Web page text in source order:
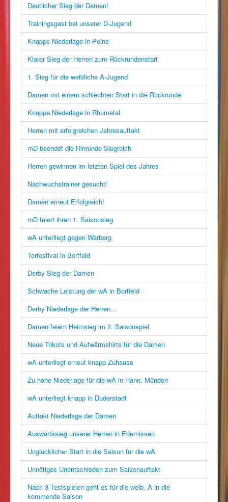
Deutlicher Sieg der Damen!
Trainingsgast bei unserer D-Jugend
Knappe Niederlage in Peine
Klarer Sieg der Herren zum Rückrundenstart
1. Sieg für die weibliche A-Jugend
Damen mit einem schlechten Start in die Rückrunde
Knappe Niederlage in Rhumetal
Herren mit erfolgreichen Jahresauftakt
mD beendet die Hinrunde Siegreich
Herren gewinnen im letzten Spiel des Jahres
Nachwuchstrainer gesucht!
Damen erneut Erfolgreich!
mD feiert ihren 1. Saisonsieg
wA unterliegt gegen Warberg
Torfestival in Bortfeld
Derby Sieg der Damen
Schwache Leistung der wA in Bortfeld
Derby Niederlage der Herren...
Damen feiern Heimsieg im 2. Saisonspiel
Neue Trikots und Aufwärmshirts für die Damen
wA unterliegt erneut knapp Zuhause
Zu hohe Niederlage für die wA in Hann. Münden
wA unterliegt knapp in Duderstadt
Auftakt Niederlage der Damen
Auswärtssieg unserer Herren in Edemissen
Unglücklicher Start in die Saison für die wA
Unnötiges Unentschieden zum Saisonauftakt
Nach 3 Testspielen geht es für die weib. A in die
kommende Saison